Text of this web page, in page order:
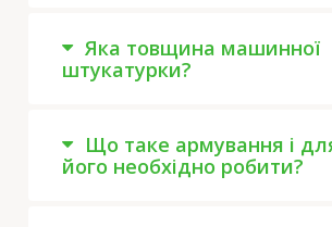
Яка товщина машинної
штукатурки?
Що таке армування і
його необхідно робити?